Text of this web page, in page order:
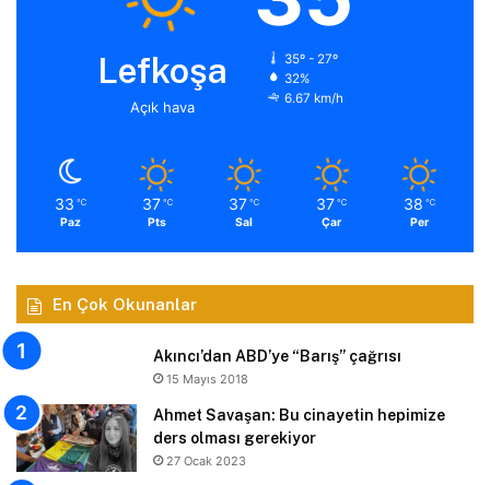
Lefkoşa
Açık hava
35º - 27º
32%
6.67 km/h
33 ℃
Paz
37 ℃
Pts
37 ℃
Sal
37 ℃
Çar
38 ℃
Per
En Çok Okunanlar
Akıncı’dan ABD’ye “Barış” çağrısı
15 Mayıs 2018
Ahmet Savaşan: Bu cinayetin hepimize
ders olması gerekiyor
27 Ocak 2023